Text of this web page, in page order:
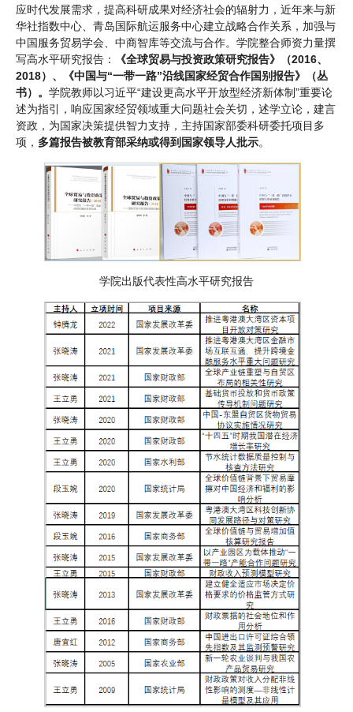
应时代发展需求，提高科研成果对经济社会的辐射力，近年来与新
华社指数中心、青岛国际航运服务中心建立战略合作关系，加强与
中国服务贸易学会、中商智库等交流与合作。学院整合师资力量撰
写高水平研究报告：
《全球贸易与投资政策研究报告》（2016、
2018）、《中国与“一带一路”沿线国家经贸合作国别报告》（丛
书）。 学院教师以习近平“建设更高水平开放型经济新体制”重要论
述为指引，响应国家经贸领域重大问题社会关切，述学立论，建言
资政，为国家决策提供智力支持，主持国家部委科研委托项目多
项， 多篇报告被教育部采纳或得到国家领导人批示。
学院出版代表性高水平研究报告